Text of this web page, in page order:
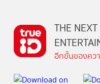
THE
อีกขั้นของคว